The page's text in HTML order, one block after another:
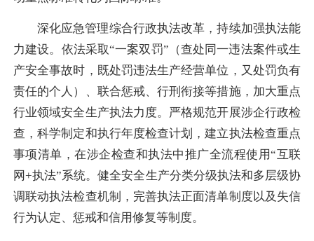
深化应急管理综合行政执法改革，持续加强执法能
力建设。依法采取“一案双罚”（查处同一违法案件或生
产安全事故时，既处罚违法生产经营单位，又处罚负有
责任的个人）、联合惩戒、行刑衔接等措施，加大重点
行业领域安全生产执法力度。严格规范开展涉企行政检
查，科学制定和执行年度检查计划，建立执法检查重点
事项清单，在涉企检查和执法中推广全流程使用“互联
网+执法”系统。健全安全生产分类分级执法和多层级协
调联动执法检查机制，完善执法正面清单制度以及失信
行为认定、惩戒和信用修复等制度。